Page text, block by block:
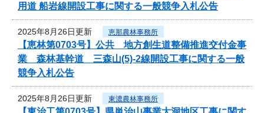
用道 船岩線開設工事に関する一般競争入札公告
2025年8月26日更新 恵那農林事務所
【恵林第0703号】公共 地方創生道整備推進交付金事
業 森林基幹道 三森山(5)-2線開設工事に関する一般
競争入札公告
2025年8月26日更新 東濃農林事務所